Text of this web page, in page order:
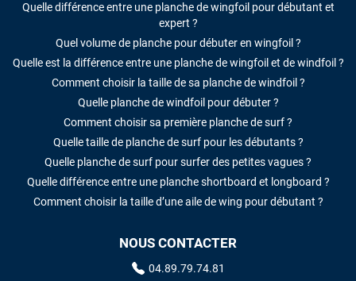
Quelle différence entre une planche de wingfoil pour débutant et
expert ?
Quel volume de planche pour débuter en wingfoil ?
Quelle est la différence entre une planche de wingfoil et de windfoil ?
Comment choisir la taille de sa planche de windfoil ?
Quelle planche de windfoil pour débuter ?
Comment choisir sa première planche de surf ?
Quelle taille de planche de surf pour les débutants ?
Quelle planche de surf pour surfer des petites vagues ?
Quelle différence entre une planche shortboard et longboard ?
Comment choisir la taille d’une aile de wing pour débutant ?
NOUS CONTACTER
04.89.79.74.81